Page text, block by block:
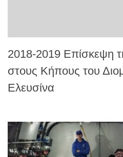
2018-2019 Επίσκεψη
στους Κήπους του
Ελευσίνα